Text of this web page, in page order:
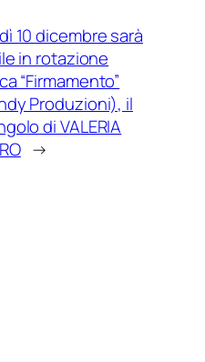
10 dicembre sarà
in rotazione
“Firmamento”
Produzioni), il
di VALERIA
→